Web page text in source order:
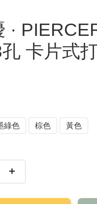
·
卡片式
綠色 棕色 黃色
+